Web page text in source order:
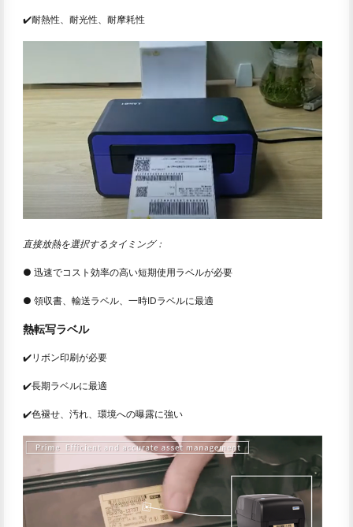
✔️耐熱性、耐光性、耐摩耗性
直接放熱を選択するタイミング：
● 迅速でコスト効率の高い短期使用ラベルが必要
● 領収書、輸送ラベル、一時IDラベルに最適
熱転写ラベル
✔️リボン印刷が必要
✔️長期ラベルに最適
✔️色褪せ、汚れ、環境への曝露に強い